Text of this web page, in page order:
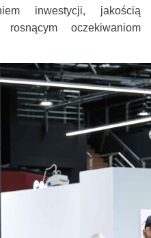
inwestycji, jakością
oczekiwaniom